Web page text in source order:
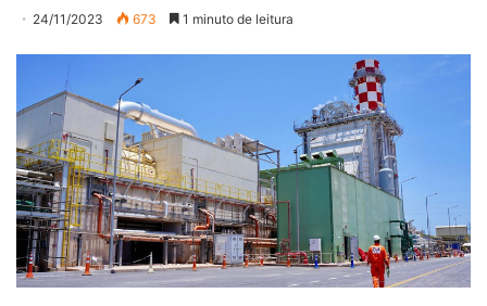
24/11/2023 673 1 minuto de leitura